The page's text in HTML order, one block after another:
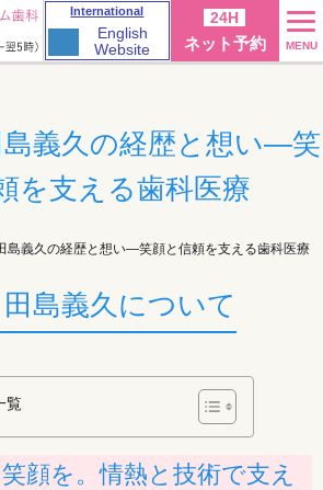
International
English
Website
24H
ネット予約 MENU
島義久の経歴と想い—笑
を支える歯科医療
島義久の経歴と想い—笑顔と信頼を支える歯科医療
島義久について
覧
顔を。情熱と技術で支え